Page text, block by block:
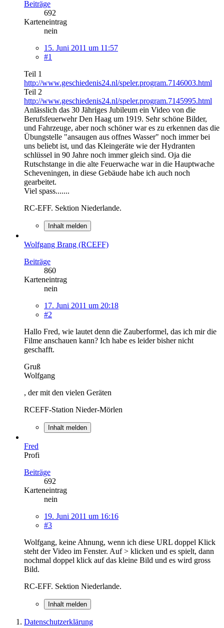
Beiträge
692
Karteneintrag
nein
15. Juni 2011 um 11:57
#1
Teil 1
http://www.geschiedenis24.nl/speler.program.7146003.html
Teil 2
http://www.geschiedenis24.nl/speler.program.7145995.html
Anlässlich das 30 Jähriges Jubileum ein Video von die
Berufsfeuerwehr Den Haag um 1919. Sehr schöne Bilder,
und Fahrzeuge, aber noch schöner war es zu erkennen das die
Übungstelle "ansaugen aus offnes Wasser" noch immer bei
uns beliebt ist, und das Kleingeräte wie der Hydranten
schlüssel in 90 Jahre noch immer gleich sind. Oja die
Rutschstange in die alte Feuerwache war in die Hauptwache
Scheveningen, in diese Gebäude habe ich auch noch
gearbeitet.
Viel spass.......
RC-EFF. Sektion Niederlande.
Inhalt melden
Wolfgang Brang (RCEFF)
Beiträge
860
Karteneintrag
nein
17. Juni 2011 um 20:18
#2
Hallo Fred, wie lautet denn die Zauberformel, das ich mir die
Filme anschauen kann? Ich habe es leider bisher nicht
geschafft.
Gruß
Wolfgang
, der mit den vielen Geräten
RCEFF-Station Nieder-Mörlen
Inhalt melden
Fred
Profi
Beiträge
692
Karteneintrag
nein
19. Juni 2011 um 16:16
#3
Wolfgang, keine Ahnung, wenn ich diese URL doppel Klick
steht der Video im Fenster. Auf > klicken und es spielt, dann
nochmal doppel klick auf das kleine Bild und es wird gross
Bild.
RC-EFF. Sektion Niederlande.
Inhalt melden
Datenschutzerklärung